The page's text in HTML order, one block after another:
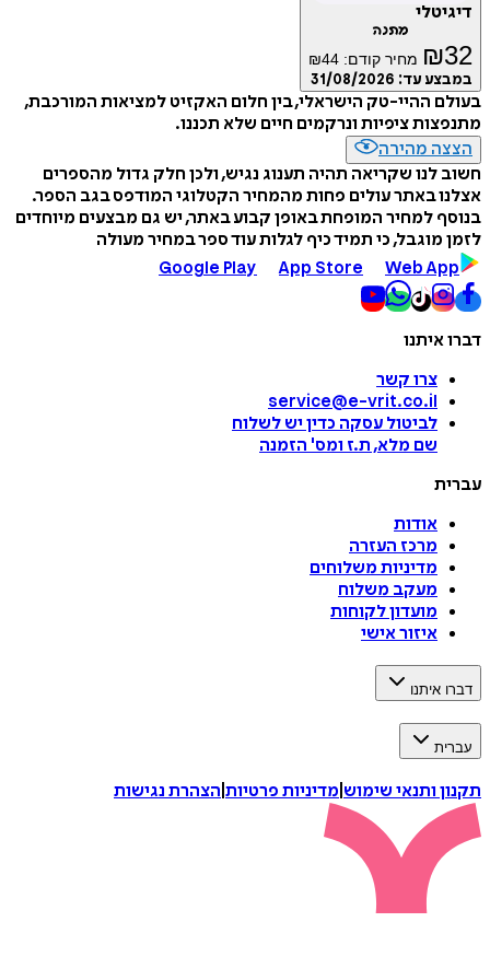
דיגיטלי
מתנה
₪32 מחיר קודם: ₪44
במבצע עד: 31/08/2026
בעולם ההיי-טק הישראלי, בין חלום האקזיט למציאות המורכבת,
מתנפצות ציפיות ונרקמים חיים שלא תכננו.
הצצה מהירה
חשוב לנו שקריאה תהיה תענוג נגיש, ולכן חלק גדול מהספרים
אצלנו באתר עולים פחות מהמחיר הקטלוגי המודפס בגב הספר.
בנוסף למחיר המופחת באופן קבוע באתר, יש גם מבצעים מיוחדים
לזמן מוגבל, כי תמיד כיף לגלות עוד ספר במחיר מעולה
Google Play
App Store Web App
דברו איתנו
צרו קשר
service@e-vrit.co.il
לביטול עסקה כדין יש לשלוח
שם מלא, ת.ז ומס' הזמנה
עברית
אודות
מרכז העזרה
מדיניות משלוחים
מעקב משלוח
מועדון לקוחות
איזור אישי
דברו איתנו
עברית
תקנון ותנאי שימוש מדיניות פרטיות הצהרת נגישות